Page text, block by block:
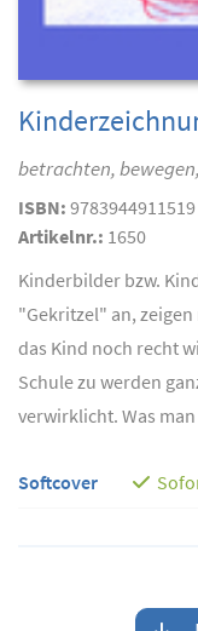
betrachten,
ISBN: 9783944911519
Artikelnr.: 1650
Kinderbilder bzw.
"Gekritzel" an,
das Kind noch recht
Schule zu werden
verwirklicht. Was
Softcover